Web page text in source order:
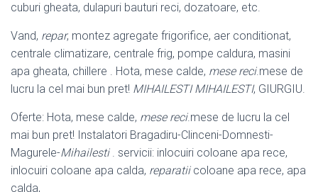
cuburi gheata, dulapuri bauturi reci, dozatoare, etc.
Vand, repar, montez agregate frigorifice, aer conditionat,
centrale climatizare, centrale frig, pompe caldura, masini
apa gheata, chillere . Hota, mese calde, mese reci.mese de
lucru la cel mai bun pret! MIHAILESTI MIHAILESTI, GIURGIU.
Oferte: Hota, mese calde, mese reci.mese de lucru la cel
mai bun pret! Instalatori Bragadiru-Clinceni-Domnesti-
Magurele-Mihailesti. servicii: inlocuiri coloane apa rece,
inlocuiri coloane apa calda, reparatiicoloane apa rece, apa
calda,